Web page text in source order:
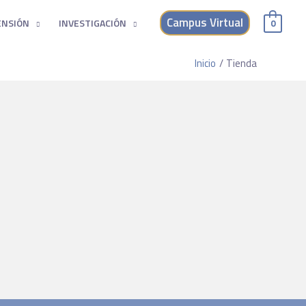
INVESTIGACIÓN Campus Virtual 0
Inicio Tienda